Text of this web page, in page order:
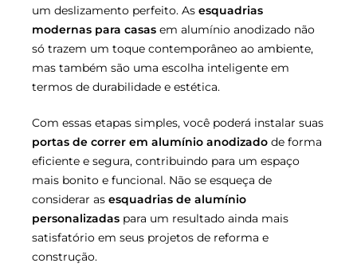
um deslizamento perfeito. As esquadrias
modernas para casas em alumínio anodizado não
só trazem um toque contemporâneo ao ambiente,
mas também são uma escolha inteligente em
termos de durabilidade e estética.
Com essas etapas simples, você poderá instalar suas
portas de correr em alumínio anodizado de forma
eficiente e segura, contribuindo para um espaço
mais bonito e funcional. Não se esqueça de
considerar as esquadrias de alumínio
personalizadas para um resultado ainda mais
satisfatório em seus projetos de reforma e
construção.